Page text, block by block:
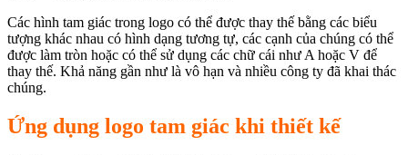
Các hình tam giác trong logo có thể được thay thế bằng các biểu
tượng khác nhau có hình dạng tương tự, các cạnh của chúng có thể
được làm tròn hoặc có thể sử dụng các chữ cái như A hoặc V để
thay thế. Khả năng gần như là vô hạn và nhiều công ty đã khai thác
chúng.
Ứng dụng logo tam giác khi thiết kế